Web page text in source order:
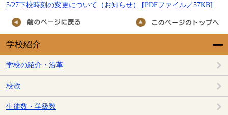
学校紹介
学校の紹介・沿革
校歌
生徒数・学級数
5/27下校時刻の変更について（お知らせ） [PDFファイル／57KB]